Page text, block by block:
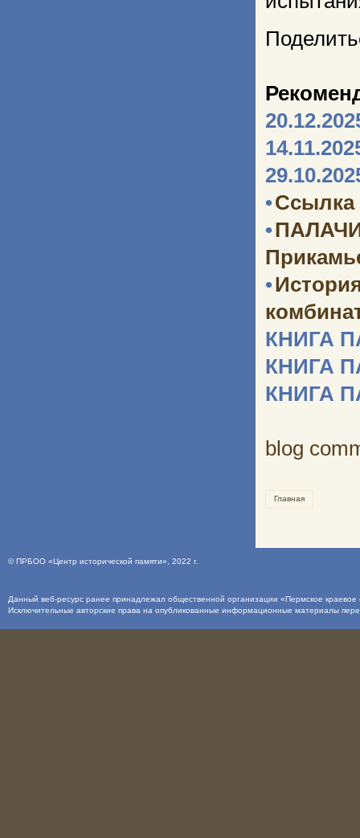
•Ссылка
•
•
КНИГА
КНИГА
КНИГА
blog
Главная
©ПРБОО «Центр исторической памяти» , 2022 г.
Данный веб-ресурс ранее принадлежал общественной организации «Пермское
Исключительные авторские права на опубликованные информационные материалы